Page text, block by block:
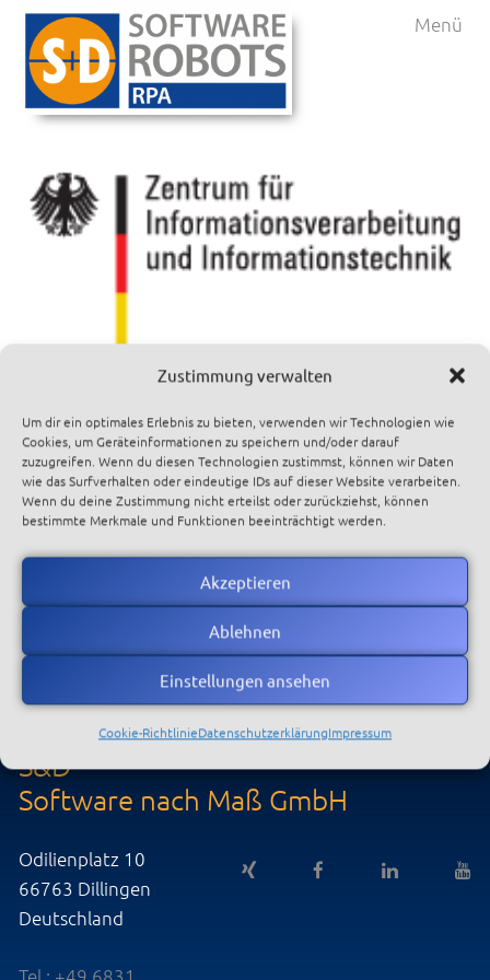
Zustimmung verwalten
Um dir ein optimales Erlebnis zu bieten, verwenden wir Technologien wie
Cookies, um Geräteinformationen zu speichern und/oder darauf
zuzugreifen. Wenn du diesen Technologien zustimmst, können wir Daten
wie das Surfverhalten oder eindeutige IDs auf dieser Website verarbeiten.
Wenn du deine Zustimmung nicht erteilst oder zurückziehst, können
bestimmte Merkmale und Funktionen beeinträchtigt werden.
Akzeptieren
Ablehnen
Einstellungen ansehen
Cookie-RichtlinieDatenschutzerklärungImpressum
Menü
Bundes ZII
S&D
Software nach Maß GmbH
Odilienplatz 10
66763 Dillingen
Deutschland